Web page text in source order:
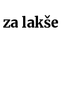
lakše